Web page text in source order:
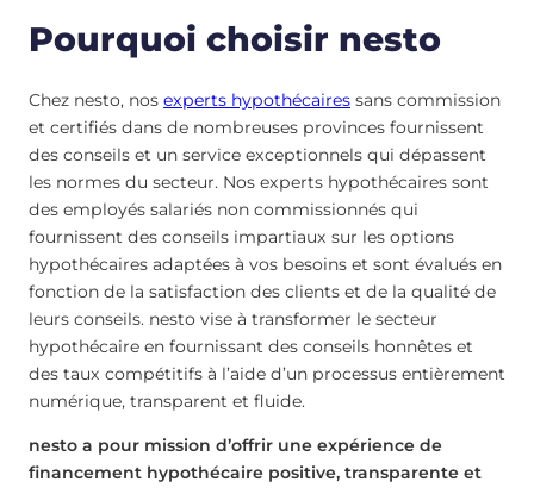
Pourquoi choisir nesto
Chez nesto, nos experts hypothécaires sans commission
et certifiés dans de nombreuses provinces fournissent
des conseils et un service exceptionnels qui dépassent
les normes du secteur. Nos experts hypothécaires sont
des employés salariés non commissionnés qui
fournissent des conseils impartiaux sur les options
hypothécaires adaptées à vos besoins et sont évalués en
fonction de la satisfaction des clients et de la qualité de
leurs conseils. nesto vise à transformer le secteur
hypothécaire en fournissant des conseils honnêtes et
des taux compétitifs à l’aide d’un processus entièrement
numérique, transparent et fluide.
nesto a pour mission d’offrir une expérience de
financement hypothécaire positive, transparente et